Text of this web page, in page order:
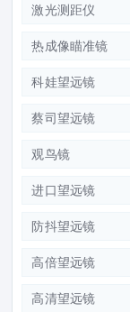
激光测距仪
热成像瞄准镜
科娃望远镜
蔡司望远镜
观鸟镜
进口望远镜
防抖望远镜
高倍望远镜
高清望远镜